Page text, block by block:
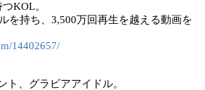
KOL。
を持ち、3,500万回再生を越える動画を
14402657/
ト、グラビアアイドル。